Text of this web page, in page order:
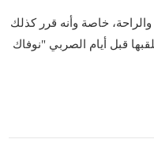
خاصة وأنه قرر كذلك
قبل أيام الصربي "نوفاك